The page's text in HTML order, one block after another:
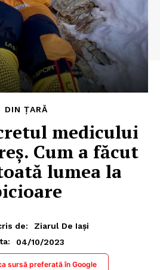
DIN ȚARĂ
medicului
Cum a făcut
lumea la
de:
Ziarul De Iași
04/10/2023
sursă preferată în Google